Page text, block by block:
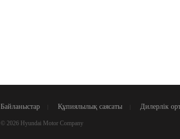
Байланыстар Құпиялылық саясаты Дилерлік
© 2026 Hyundai Motor Company